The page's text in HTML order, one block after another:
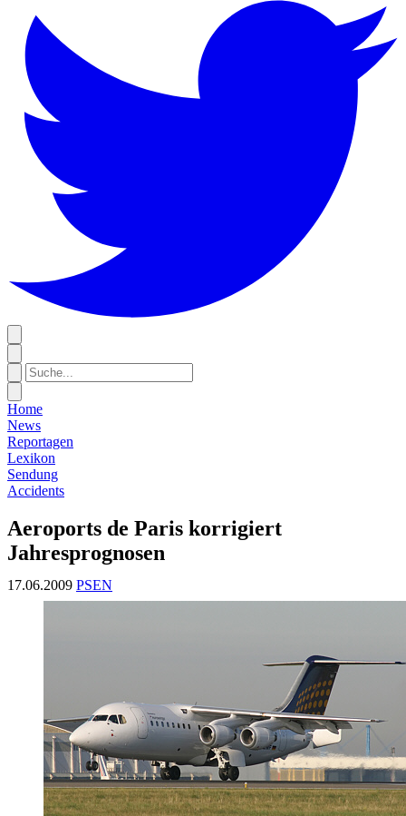
Home
News
Reportagen
Lexikon
Sendung
Accidents
Aeroports de Paris korrigiert
Jahresprognosen
17.06.2009 PSEN